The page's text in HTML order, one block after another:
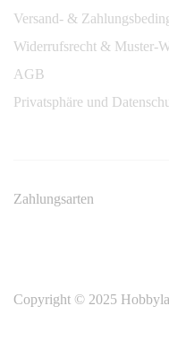
Versand- &
Widerrufsrecht & Muster-
AGB
Privatsphäre und
Copyright © 2025
Zahlungsarten